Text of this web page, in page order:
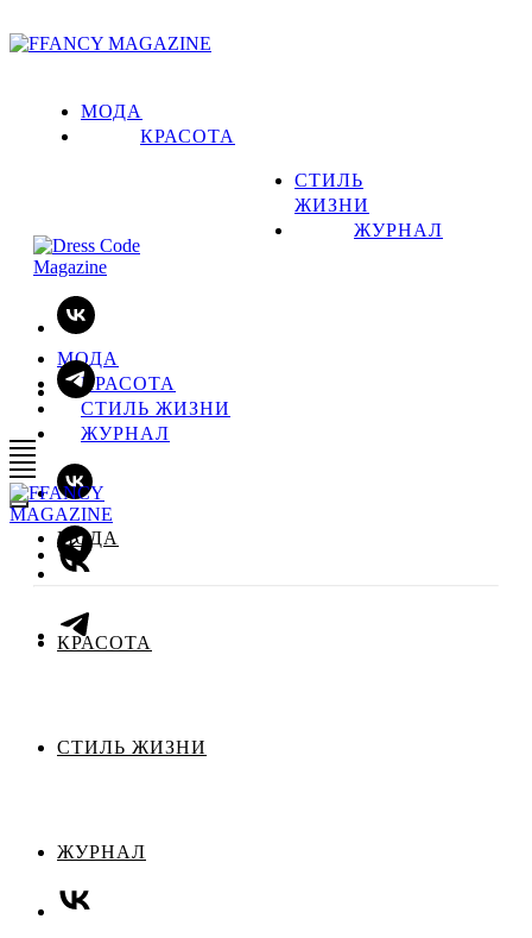
МОДА
КРАСОТА
СТИЛЬ
ЖИЗНИ
ЖУРНАЛ
МОДА
КРАСОТА
СТИЛЬ ЖИЗНИ
ЖУРНАЛ
МОДА
КРАСОТА
СТИЛЬ ЖИЗНИ
ЖУРНАЛ